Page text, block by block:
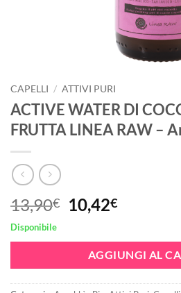
CAPELLI / ATTIVI PURI
ACTIVE WATER DI
FRUTTA LINEA RAW –
13,90€
Il
prezzo
originale
era:
13,90€.
10,42€Il
attuale
è:
10,42€.
Disponibile
AGGIUNGI AL